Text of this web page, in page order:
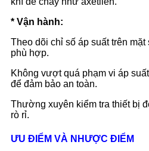
* Vận hành:
Theo dõi chỉ số áp suất trên
phù hợp.
Không vượt quá phạm vi áp
để đảm bảo an toàn.
Thường xuyên kiểm tra thiết bị
rò rỉ.
ƯU ĐIỂM VÀ NHƯỢC ĐIỂM